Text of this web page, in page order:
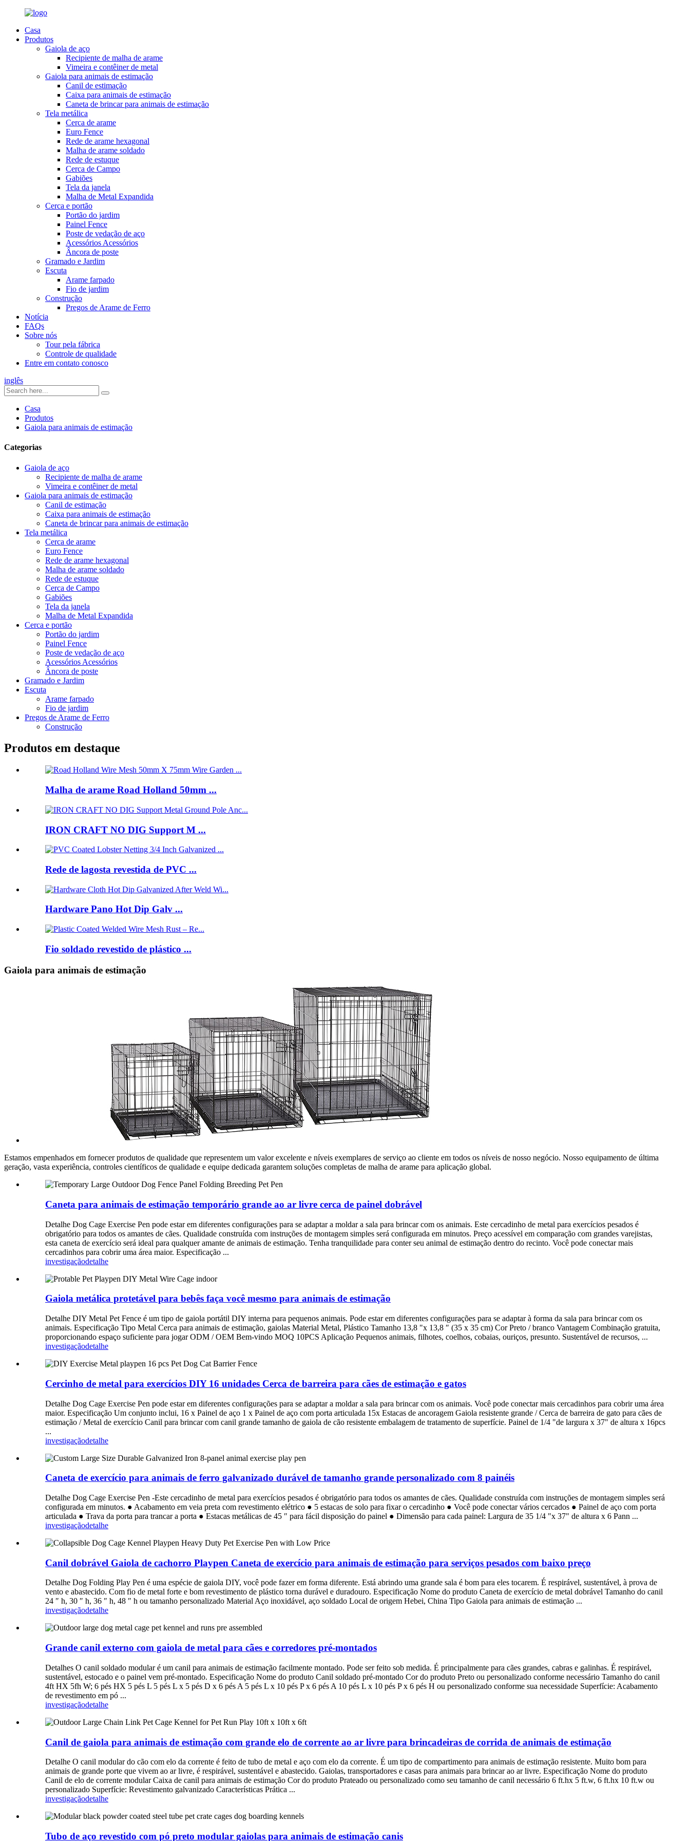
Casa
Produtos
Gaiola de aço
Recipiente de malha de arame
Vimeira e contêiner de metal
Gaiola para animais de estimação
Canil de estimação
Caixa para animais de estimação
Caneta de brincar para animais de estimação
Tela metálica
Cerca de arame
Euro Fence
Rede de arame hexagonal
Malha de arame soldado
Rede de estuque
Cerca de Campo
Gabiões
Tela da janela
Malha de Metal Expandida
Cerca e portão
Portão do jardim
Painel Fence
Poste de vedação de aço
Acessórios Acessórios
Âncora de poste
Gramado e Jardim
Escuta
Arame farpado
Fio de jardim
Construção
Pregos de Arame de Ferro
Notícia
FAQs
Sobre nós
Tour pela fábrica
Controle de qualidade
Entre em contato conosco
inglês
Casa
Produtos
Gaiola para animais de estimação
Categorias
Gaiola de aço
Recipiente de malha de arame
Vimeira e contêiner de metal
Gaiola para animais de estimação
Canil de estimação
Caixa para animais de estimação
Caneta de brincar para animais de estimação
Tela metálica
Cerca de arame
Euro Fence
Rede de arame hexagonal
Malha de arame soldado
Rede de estuque
Cerca de Campo
Gabiões
Tela da janela
Malha de Metal Expandida
Cerca e portão
Portão do jardim
Painel Fence
Poste de vedação de aço
Acessórios Acessórios
Âncora de poste
Gramado e Jardim
Escuta
Arame farpado
Fio de jardim
Pregos de Arame de Ferro
Construção
Produtos em destaque
Malha de arame Road Holland 50mm ...
IRON CRAFT NO DIG Support M ...
Rede de lagosta revestida de PVC ...
Hardware Pano Hot Dip Galv ...
Fio soldado revestido de plástico ...
Gaiola para animais de estimação
Estamos empenhados em fornecer produtos de qualidade que representem um valor excelente e níveis exemplares de serviço ao cliente em todos os níveis de nosso negócio. Nosso equipamento de última
geração, vasta experiência, controles científicos de qualidade e equipe dedicada garantem soluções completas de malha de arame para aplicação global.
Caneta para animais de estimação temporário grande ao ar livre cerca de painel dobrável
Detalhe Dog Cage Exercise Pen pode estar em diferentes configurações para se adaptar a moldar a sala para brincar com os animais. Este cercadinho de metal para exercícios pesados ​​é
obrigatório para todos os amantes de cães. Qualidade construída com instruções de montagem simples será configurada em minutos. Preço acessível em comparação com grandes varejistas,
esta caneta de exercício será ideal para qualquer amante de animais de estimação. Tenha tranquilidade para conter seu animal de estimação dentro do recinto. Você pode conectar mais
cercadinhos para cobrir uma área maior. Especificação ...
investigaçãodetalhe
Gaiola metálica protetável para bebês faça você mesmo para animais de estimação
Detalhe DIY Metal Pet Fence é um tipo de gaiola portátil DIY interna para pequenos animais. Pode estar em diferentes configurações para se adaptar à forma da sala para brincar com os
animais. Especificação Tipo Metal Cerca para animais de estimação, gaiolas Material Metal, Plástico Tamanho 13,8 "x 13,8 ″ (35 x 35 cm) Cor Preto / branco Vantagem Combinação gratuita,
proporcionando espaço suficiente para jogar ODM / OEM Bem-vindo MOQ 10PCS Aplicação Pequenos animais, filhotes, coelhos, cobaias, ouriços, presunto. Sustentável de recursos, ...
investigaçãodetalhe
Cercinho de metal para exercícios DIY 16 unidades Cerca de barreira para cães de estimação e gatos
Detalhe Dog Cage Exercise Pen pode estar em diferentes configurações para se adaptar a moldar a sala para brincar com os animais. Você pode conectar mais cercadinhos para cobrir uma área
maior. Especificação Um conjunto inclui, 16 x Painel de aço 1 x Painel de aço com porta articulada 15x Estacas de ancoragem Gaiola resistente grande / Cerca de barreira de gato para cães de
estimação / Metal de exercício Canil para brincar com canil grande tamanho de gaiola de cão resistente embalagem de tratamento de superfície. Painel de 1/4 "de largura x 37" de altura x 16pcs
...
investigaçãodetalhe
Caneta de exercício para animais de ferro galvanizado durável de tamanho grande personalizado com 8 painéis
Detalhe Dog Cage Exercise Pen -Este cercadinho de metal para exercícios pesados ​​é obrigatório para todos os amantes de cães. Qualidade construída com instruções de montagem simples será
configurada em minutos. ● Acabamento em veia preta com revestimento elétrico ● 5 estacas de solo para fixar o cercadinho ● Você pode conectar vários cercados ● Painel de aço com porta
articulada ● Trava da porta para trancar a porta ● Estacas metálicas de 45 ″ para fácil disposição do painel ● Dimensão para cada painel: Largura de 35 1/4 "x 37" de altura x 6 Pann ...
investigaçãodetalhe
Canil dobrável Gaiola de cachorro Playpen Caneta de exercício para animais de estimação para serviços pesados ​​com baixo preço
Detalhe Dog Folding Play Pen é uma espécie de gaiola DIY, você pode fazer em forma diferente. Está abrindo uma grande sala é bom para eles tocarem. É respirável, sustentável, à prova de
vento e abastecido. Com fio de metal forte e bom revestimento de plástico torna durável e duradouro. Especificação Nome do produto Caneta de exercício de metal dobrável Tamanho do canil
24 ″ h, 30 ″ h, 36 ″ h, 48 ″ h ou tamanho personalizado Material Aço inoxidável, aço soldado Local de origem Hebei, China Tipo Gaiola para animais de estimação ...
investigaçãodetalhe
Grande canil externo com gaiola de metal para cães e corredores pré-montados
Detalhes O canil soldado modular é um canil para animais de estimação facilmente montado. Pode ser feito sob medida. É principalmente para cães grandes, cabras e galinhas. É respirável,
sustentável, estocado e o painel vem pré-montado. Especificação Nome do produto Canil soldado pré-montado Cor do produto Preto ou personalizado conforme necessário Tamanho do canil
4ft HX 5fh W; 6 pés HX 5 pés L 5 pés L x 5 pés D x 6 pés A 5 pés L x 10 pés P x 6 pés A 10 pés L x 10 pés P x 6 pés H ou personalizado conforme sua necessidade Superfície: Acabamento
de revestimento em pó ...
investigaçãodetalhe
Canil de gaiola para animais de estimação com grande elo de corrente ao ar livre para brincadeiras de corrida de animais de estimação
Detalhe O canil modular do cão com elo da corrente é feito de tubo de metal e aço com elo da corrente. É um tipo de compartimento para animais de estimação resistente. Muito bom para
animais de grande porte que vivem ao ar livre, é respirável, sustentável e abastecido. Gaiolas, transportadores e casas para animais para brincar ao ar livre. Especificação Nome do produto
Canil de elo de corrente modular Caixa de canil para animais de estimação Cor do produto Prateado ou personalizado como seu tamanho de canil necessário 6 ft.hx 5 ft.w, 6 ft.hx 10 ft.w ou
personalizado Superfície: Revestimento galvanizado Características Prática ...
investigaçãodetalhe
Tubo de aço revestido com pó preto modular gaiolas para animais de estimação canis